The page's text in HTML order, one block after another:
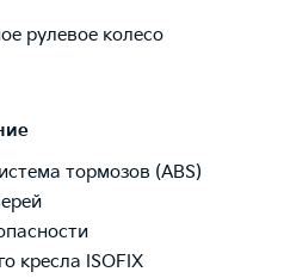
рулевое колесо
тормозов (ABS)
кресла ISOFIX